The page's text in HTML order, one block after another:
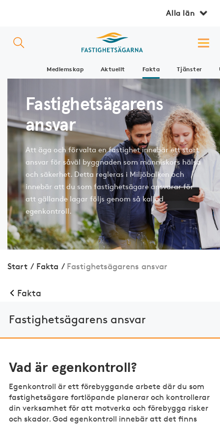
Alla län
Medlemskap Aktuellt Fakta Tjänster
Fastighetsägarens
ansvar
Att äga och förvalta en fastighet innebär ett stort
ansvar för såväl byggnaden som människors hälsa
och säkerhet. Detta regleras i Miljöbalken och
innebär att du som fastighetsägare ansvarar för
att gällande lagar följs genom så kallad
egenkontroll.
Start / Fakta / Fastighetsägarens ansvar
Fakta
Fastighetsägarens ansvar
Vad är egenkontroll?
Egenkontroll är ett förebyggande arbete där du som
fastighetsägare fortlöpande planerar och kontrollerar
din verksamhet för att motverka och förebygga risker
och skador. God egenkontroll innebär att det finns